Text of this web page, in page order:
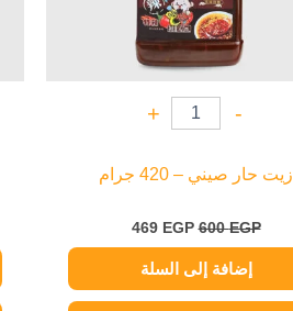
-
+
زيت حار صيني – 420 جرام
600EGP
469 EGP
إضافة إلى السلة